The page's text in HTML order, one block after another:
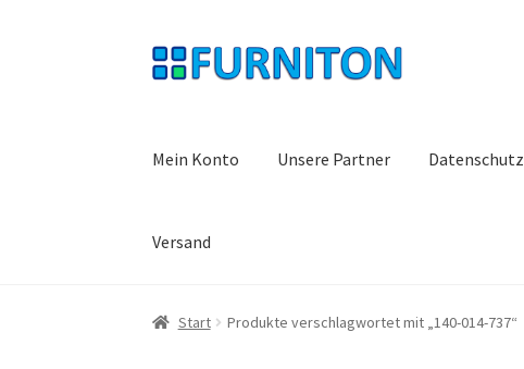
Zur
Navigation
Zum
Inhalt
Mein Konto Unsere Partner Datenschutz
Versand
Start Produkte verschlagwortet mit „140-014-737“